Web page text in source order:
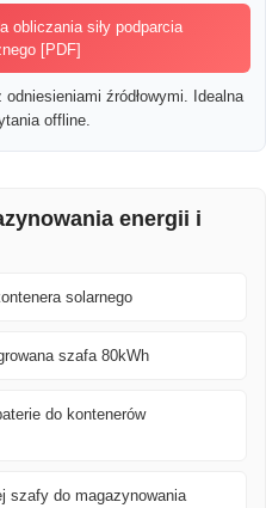
obliczania siły podparcia
[PDF]
źródłowymi. Idealna
offline.
energii i
solarnego
szafa 80kWh
do kontenerów
szafy do magazynowania